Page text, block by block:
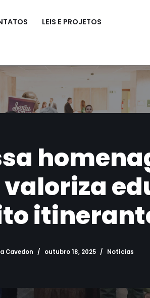
LEIS E PROJETOS
Cavedon outubro 18, 2025 Notícias